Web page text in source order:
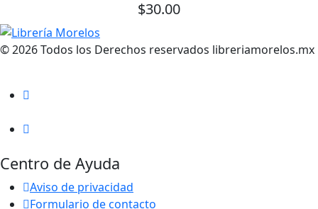
$30.00
© 2026 Todos los Derechos reservados libreriamorelos.mx
Centro de Ayuda
Aviso de privacidad
Formulario de contacto